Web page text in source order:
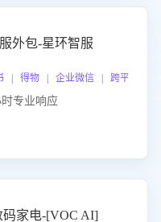
外包-星环智服
得物 | 企业微信 | 跨平台
时专业响应
码家电-[VOC AI]